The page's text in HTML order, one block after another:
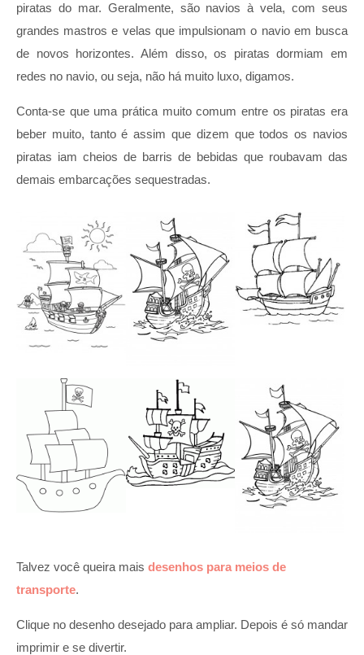
piratas do mar. Geralmente, são navios à vela, com seus
grandes mastros e velas que impulsionam o navio em busca
de novos horizontes. Além disso, os piratas dormiam em
redes no navio, ou seja, não há muito luxo, digamos.
Conta-se que uma prática muito comum entre os piratas era
beber muito, tanto é assim que dizem que todos os navios
piratas iam cheios de barris de bebidas que roubavam das
demais embarcações sequestradas.
Talvez você queira mais desenhos para meios de
transporte.
Clique no desenho desejado para ampliar. Depois é só mandar
imprimir e se divertir.